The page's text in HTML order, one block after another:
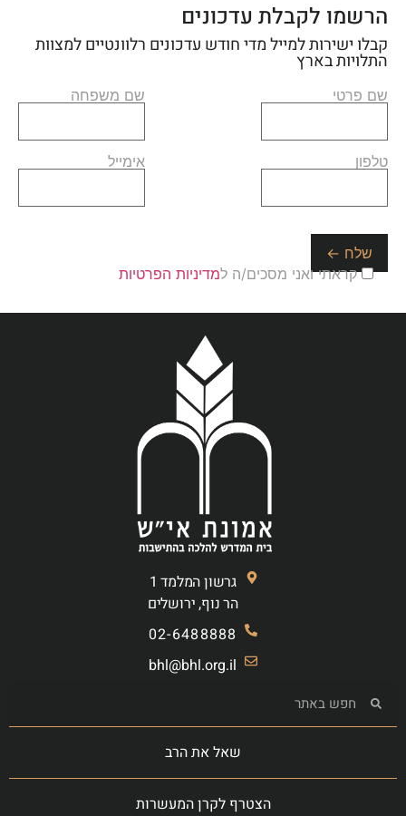
הרשמו לקבלת עדכונים
קבלו ישירות למייל מדי חודש עדכונים רלוונטיים למצוות
התלויות בארץ
שם פרטי שם משפחה
טלפון אימייל
קראתי ואני מסכים/ה למדיניות הפרטיות
גרשון המלמד 1
הר נוף, ירושלים
02-6488888
bhl@bhl.org.il
שאל את הרב
הצטרף לקרן המעשרות